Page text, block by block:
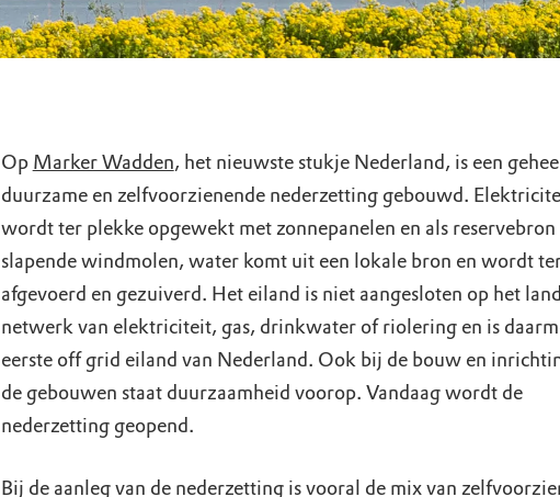
Op Marker Wadden, het nieuwste stukje Nederland, is een
duurzame en zelfvoorzienende nederzetting gebouwd.
wordt ter plekke opgewekt met zonnepanelen en als reservebron
slapende windmolen, water komt uit een lokale bron en wordt
afgevoerd en gezuiverd. Het eiland is niet aangesloten op het
netwerk van elektriciteit, gas, drinkwater of riolering en is
eerste off grid eiland van Nederland. Ook bij de bouw en
de gebouwen staat duurzaamheid voorop. Vandaag wordt de
nederzetting geopend.
Bij de aanleg van de nederzetting is vooral de mix van